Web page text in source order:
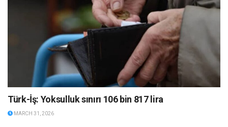
Türk-İş: Yoksulluk sınırı 106 bin 817 lira
MARCH 31, 2026